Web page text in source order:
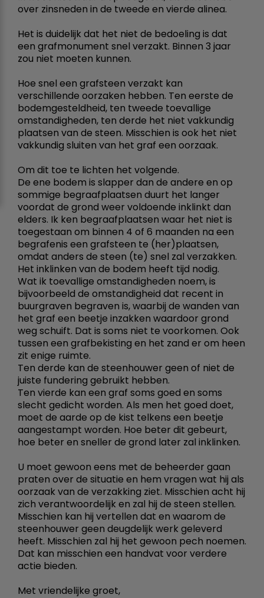
over zinsneden in de tweede en vierde alinea.
Het is duidelijk dat het niet de bedoeling is dat
een grafmonument snel verzakt. Binnen 3 jaar
zou niet moeten kunnen.
Hoe snel een grafsteen verzakt kan
verschillende oorzaken hebben. Ten eerste de
bodemgesteldheid, ten tweede toevallige
omstandigheden, ten derde het niet vakkundig
plaatsen van de steen. Misschien is ook het niet
vakkundig sluiten van het graf een oorzaak.
Om dit toe te lichten het volgende.
De ene bodem is slapper dan de andere en op
sommige begraafplaatsen duurt het langer
voordat de grond weer voldoende inklinkt dan
elders. Ik ken begraafplaatsen waar het niet is
toegestaan om binnen 4 of 6 maanden na een
begrafenis een grafsteen te (her)plaatsen,
omdat anders de steen (te) snel zal verzakken.
Het inklinken van de bodem heeft tijd nodig.
Wat ik toevallige omstandigheden noem, is
bijvoorbeeld de omstandigheid dat recent in
buurgraven begraven is, waarbij de wanden van
het graf een beetje inzakken waardoor grond
weg schuift. Dat is soms niet te voorkomen. Ook
tussen een grafbekisting en het zand er om heen
zit enige ruimte.
Ten derde kan de steenhouwer geen of niet de
juiste fundering gebruikt hebben.
Ten vierde kan een graf soms goed en soms
slecht gedicht worden. Als men het goed doet,
moet de aarde op de kist telkens een beetje
aangestampt worden. Hoe beter dit gebeurt,
hoe beter en sneller de grond later zal inklinken.
U moet gewoon eens met de beheerder gaan
praten over de situatie en hem vragen wat hij als
oorzaak van de verzakking ziet. Misschien acht hij
zich verantwoordelijk en zal hij de steen stellen.
Misschien kan hij vertellen dat en waarom de
steenhouwer geen deugdelijk werk geleverd
heeft. Misschien zal hij het gewoon pech noemen.
Dat kan misschien een handvat voor verdere
actie bieden.
Met vriendelijke groet,